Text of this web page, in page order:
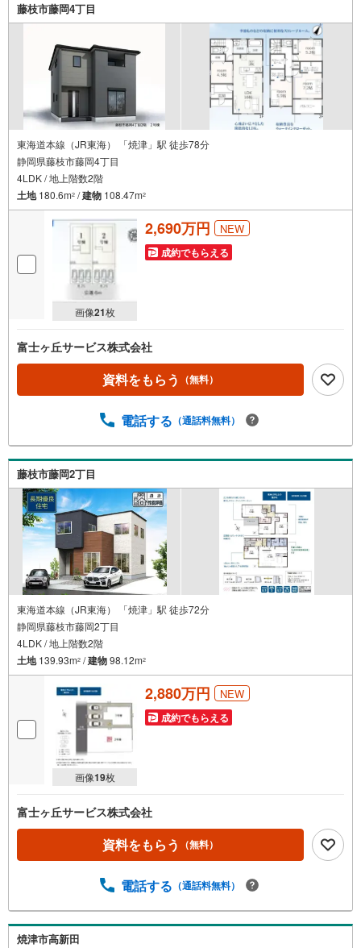
藤枝市藤岡4丁目
東海道本線（JR東海） 「焼津」駅 徒歩78分
静岡県藤枝市藤岡4丁目
4LDK / 地上階数2階
土地180.6m2 /建物 108.47m2
画像21枚
2,690万円 NEW
成約でもらえる
富士ヶ丘サービス株式会社
資料をもらう （無料）
電話する （通話料無料）
藤枝市藤岡2丁目
東海道本線（JR東海） 「焼津」駅 徒歩72分
静岡県藤枝市藤岡2丁目
4LDK / 地上階数2階
土地139.93m2 /建物98.12m2
画像19枚
2,880万円 NEW
成約でもらえる
富士ヶ丘サービス株式会社
資料をもらう （無料）
電話する （通話料無料）
焼津市高新田